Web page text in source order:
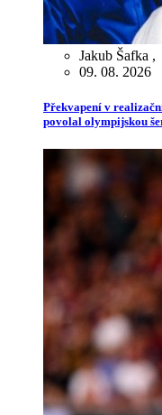
Jakub Šafka ,
09. 08. 2026
Překvapení v
povolal olympijskou